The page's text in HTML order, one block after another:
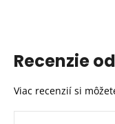
Recenzie
Viac recenzií si